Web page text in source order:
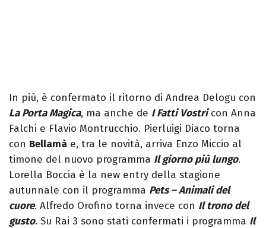
In più, è confermato il ritorno di Andrea Delogu con
La Porta Magica, ma anche de I Fatti Vostricon Anna
Falchi e Flavio Montrucchio. Pierluigi Diaco torna
con Bellamà e, tra le novità, arriva Enzo Miccio al
timone del nuovo programma Il giorno più lungo.
Lorella Boccia è la new entry della stagione
autunnale con il programma Pets – Animali del
cuore. Alfredo Orofino torna invece con Il trono del
gusto. Su Rai 3 sono stati confermati i programma Il